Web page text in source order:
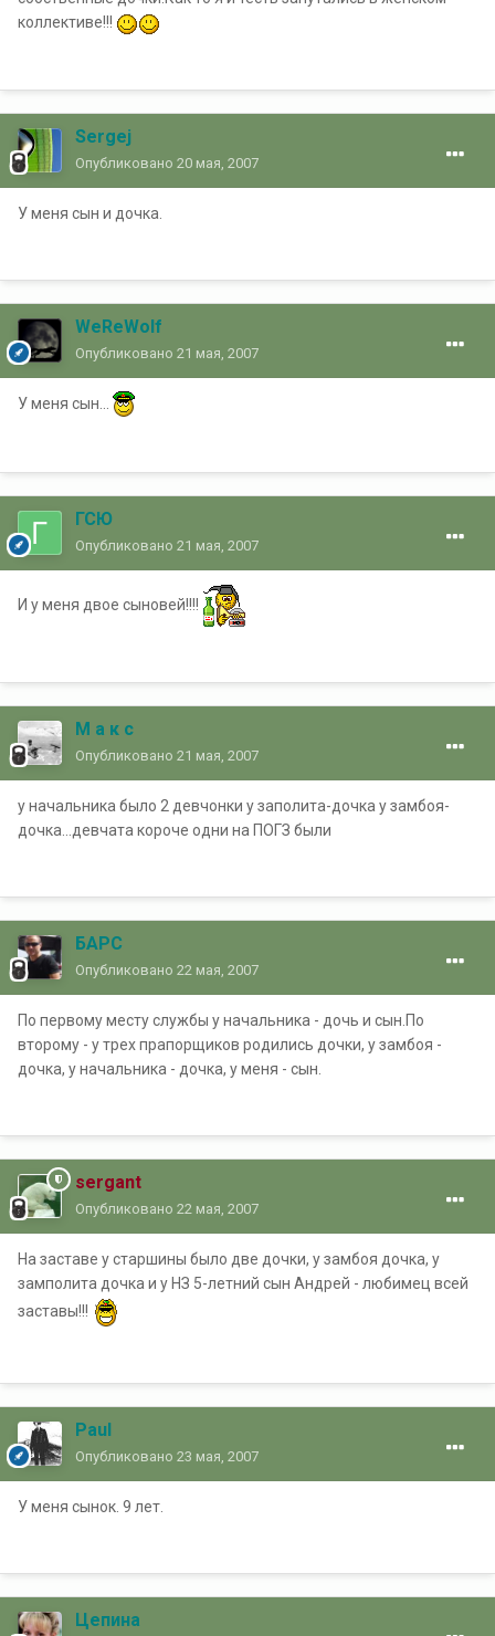
коллективе!!!
Sergej
Опубликовано 20 мая, 2007
У меня сын и дочка.
WeReWolf
Опубликовано 21 мая, 2007
У меня сын...
ГСЮ
Опубликовано 21 мая, 2007
И у меня двое сыновей!!!!
М а к с
Опубликовано 21 мая, 2007
у начальника было 2 девчонки у заполита-дочка у замбоя-
дочка...девчата короче одни на ПОГЗ были
БАРС
Опубликовано 22 мая, 2007
По первому месту службы у начальника - дочь и сын.По
второму - у трех прапорщиков родились дочки, у замбоя -
дочка, у начальника - дочка, у меня - сын.
sergant
Опубликовано 22 мая, 2007
На заставе у старшины было две дочки, у замбоя дочка, у
замполита дочка и у НЗ 5-летний сын Андрей - любимец всей
заставы!!!
Paul
Опубликовано 23 мая, 2007
У меня сынок. 9 лет.
Цепина